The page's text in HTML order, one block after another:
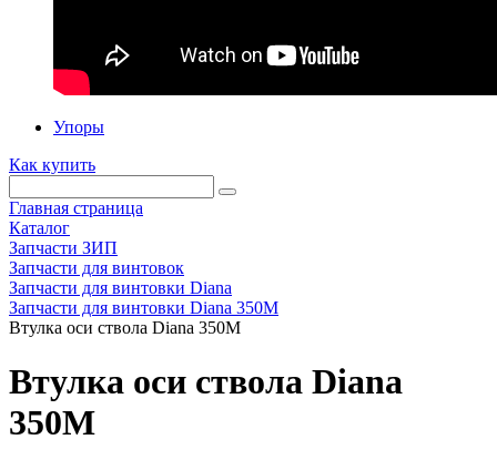
Упоры
Как купить
Главная страница
Каталог
Запчасти ЗИП
Запчасти для винтовок
Запчасти для винтовки Diana
Запчасти для винтовки Diana 350М
Втулка оси ствола Diana 350М
Втулка оси ствола Diana
350М